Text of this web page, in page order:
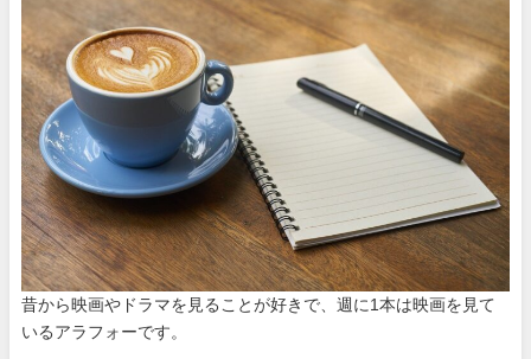
昔から映画やドラマを見ることが好きで、週に1本は映画を見て
いるアラフォーです。